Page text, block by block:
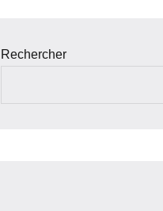
Rechercher